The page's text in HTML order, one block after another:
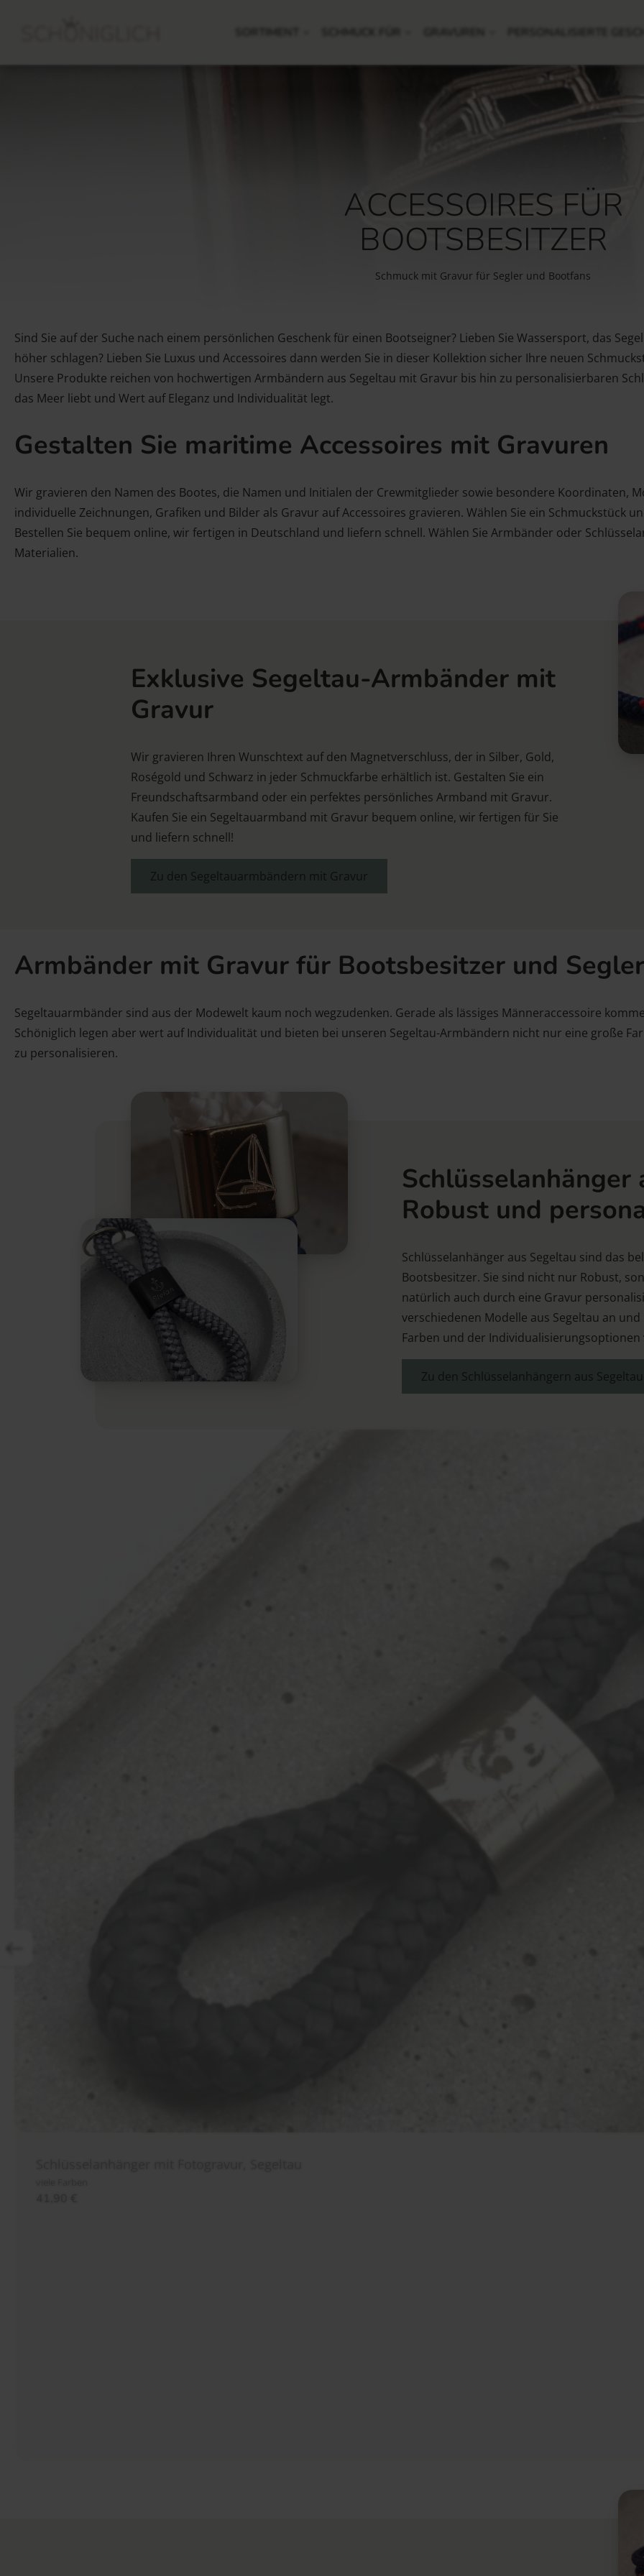
ACCESSOIRES FÜR
BOOTSBESITZER
Schmuck mit Gravur für Segler und Bootfans
Sind Sie auf der Suche nach einem persönlichen Geschenk für einen Bootseigner? Lieben Sie Wassersport, das
höher schlagen? Lieben Sie Luxus und Accessoires dann werden Sie in dieser Kollektion sicher Ihre neuen
Unsere Produkte reichen von hochwertigen Armbändern aus Segeltau mit Gravur bis hin zu personalisierbaren
das Meer liebt und Wert auf Eleganz und Individualität legt.
Gestalten Sie maritime Accessoires mit Gravuren
Wir gravieren den Namen des Bootes, die Namen und Initialen der Crewmitglieder sowie besondere Koordinaten,
individuelle Zeichnungen, Grafiken und Bilder als Gravur auf Accessoires gravieren. Wählen Sie ein Schmuckstück
Bestellen Sie bequem online, wir fertigen in Deutschland und liefern schnell. Wählen Sie Armbänder oder
Materialien.
Exklusive Segeltau-Armbänder mit
Gravur
Wir gravieren Ihren Wunschtext auf den Magnetverschluss, der in Silber, Gold,
Roségold und Schwarz in jeder Schmuckfarbe erhältlich ist. Gestalten Sie ein
Freundschaftsarmband oder ein perfektes persönliches Armband mit Gravur.
Kaufen Sie ein Segeltauarmband mit Gravur bequem online, wir fertigen für Sie
und liefern schnell!
Zu den Segeltauarmbändern mit Gravur
Armbänder mit Gravur für Bootsbesitzer und Segler
Segeltauarmbänder sind aus der Modewelt kaum noch wegzudenken. Gerade als lässiges Männeraccessoire
Schöniglich legen aber wert auf Individualität und bieten bei unseren Segeltau-Armbändern nicht nur eine große
zu personalisieren.
Schlüsselanhänger
Robust und
Schlüsselanhänger aus Segeltau sind das
Bootsbesitzer. Sie sind nicht nur Robust,
natürlich auch durch eine Gravur
verschiedenen Modelle aus Segeltau an
Farben und der
Zu den Schlüsselanhängern aus Segeltau